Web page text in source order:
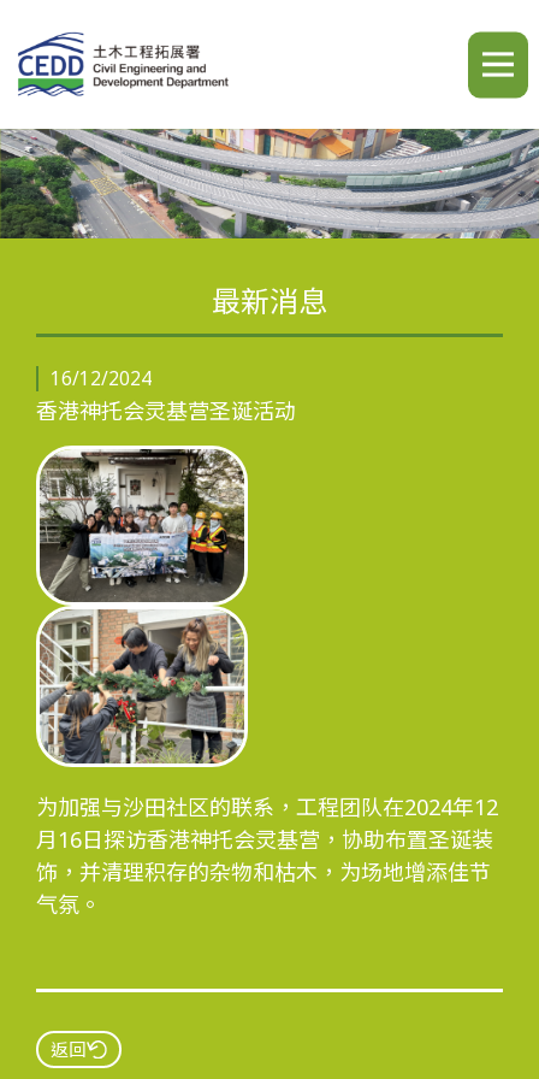
繁 简 ENG A A A
主页
最新消息
工程进度
环境事宜
社区协作
最新消息
16/12/2024
香港神托会灵基营圣诞活动
为加强与沙田社区的联系，工程团队在2024年12
月16日探访香港神托会灵基营，协助布置圣诞装
饰，并清理积存的杂物和枯木，为场地增添佳节
气氛。
返回